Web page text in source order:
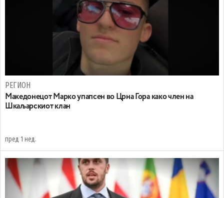
РЕГИОН
Maкедонецот Марко упапсен во Црна Гора како член на
Шкаљарскиот клан
пред 1 нед.